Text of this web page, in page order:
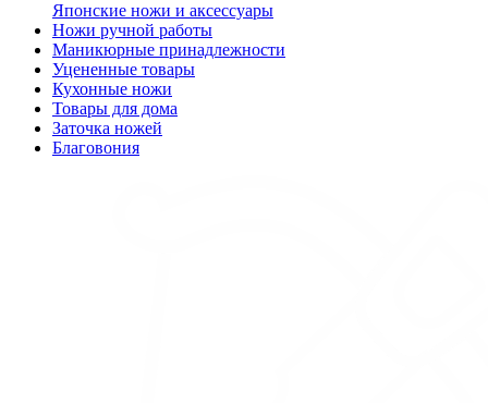
Японские ножи и аксессуары
Ножи ручной работы
Маникюрные принадлежности
Уцененные товары
Кухонные ножи
Товары для дома
Заточка ножей
Благовония